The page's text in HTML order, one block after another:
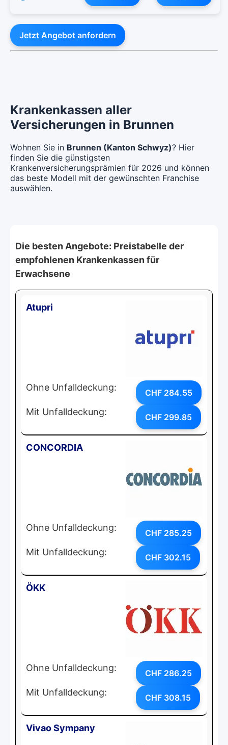
Jetzt Angebot anfordern
Krankenkassen aller
Versicherungen in Brunnen
Wohnen Sie in Brunnen (Kanton Schwyz)? Hier
finden Sie die günstigsten
Krankenversicherungsprämien für 2026 und können
das beste Modell mit der gewünschten Franchise
auswählen.
Die besten Angebote: Preistabelle der
empfohlenen Krankenkassen für
Erwachsene
Atupri
Ohne Unfalldeckung: CHF 284.55
Mit Unfalldeckung: CHF 299.85
CONCORDIA
Ohne Unfalldeckung: CHF 285.25
Mit Unfalldeckung: CHF 302.15
ÖKK
Ohne Unfalldeckung: CHF 286.25
Mit Unfalldeckung: CHF 308.15
Vivao Sympany